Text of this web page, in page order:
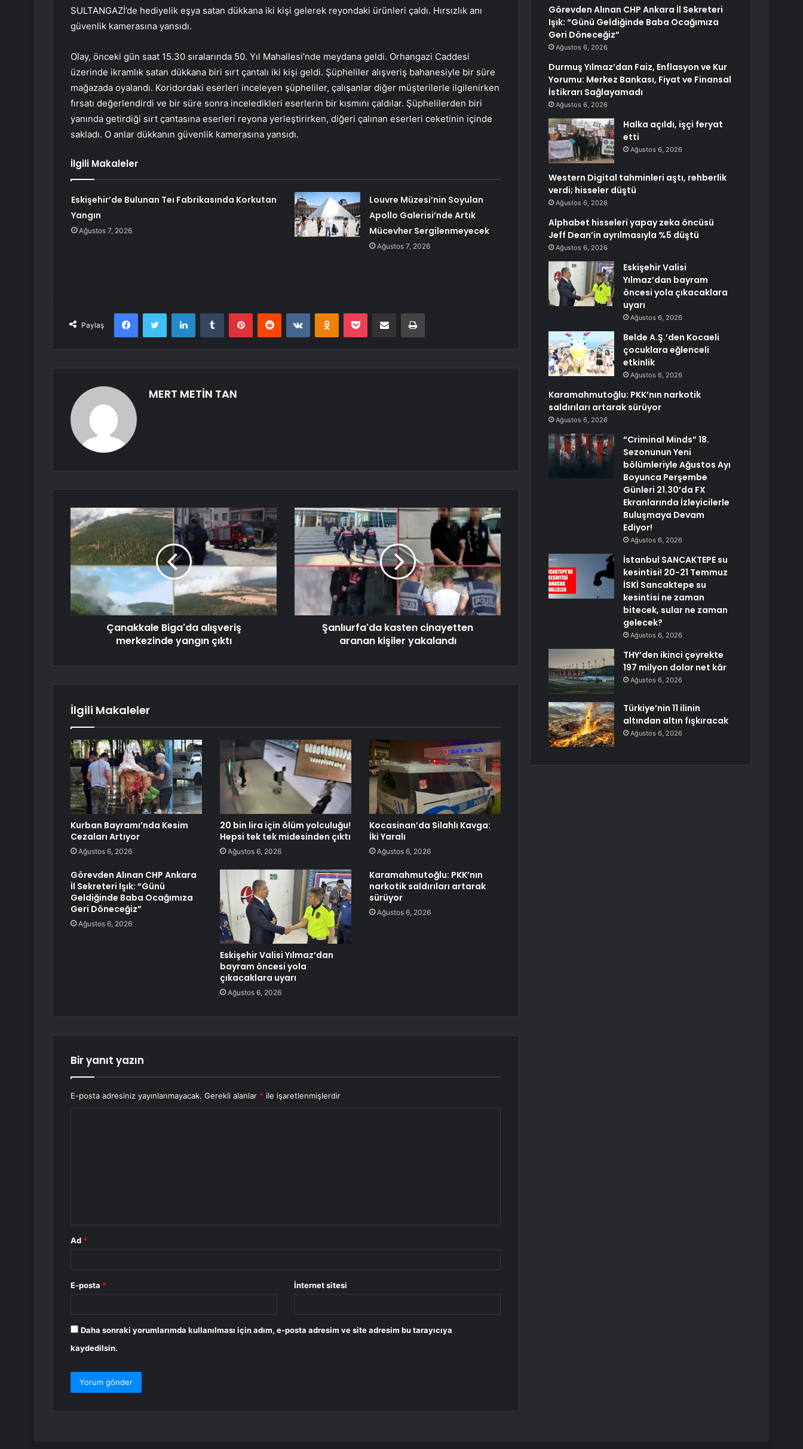
SULTANGAZİ’de hediyelik eşya satan dükkana iki kişi gelerek reyondaki ürünleri çaldı. Hırsızlık anı
güvenlik kamerasına yansıdı.
Olay, önceki gün saat 15.30 sıralarında 50. Yıl Mahallesi’nde meydana geldi. Orhangazi Caddesi
üzerinde ikramlık satan dükkana biri sırt çantalı iki kişi geldi. Şüpheliler alışveriş bahanesiyle bir süre
mağazada oyalandı. Koridordaki eserleri inceleyen şüpheliler, çalışanlar diğer müşterilerle ilgilenirken
fırsatı değerlendirdi ve bir süre sonra inceledikleri eserlerin bir kısmını çaldılar. Şüphelilerden biri
yanında getirdiği sırt çantasına eserleri reyona yerleştirirken, diğeri çalınan eserleri ceketinin içinde
sakladı. O anlar dükkanın güvenlik kamerasına yansıdı.
İlgili Makaleler
Eskişehir’de Bulunan Teı Fabrikasında Korkutan
Yangın
Ağustos 7, 2026
Louvre Müzesi’nin Soyulan
Apollo Galerisi’nde Artık
Mücevher Sergilenmeyecek
Ağustos 7, 2026
Paylaş
FacebookTwitter LinkedInTumblr PinterestReddit VKontakteOdnoklassniki
Pocket E-Posta ile paylaş Yazdır
MERT METİN TAN
Çanakkale Biga'da alışveriş
merkezinde yangın çıktı
Şanlıurfa'da kasten cinayetten
aranan kişiler yakalandı
İlgili Makaleler
Kurban Bayramı’nda Kesim
Cezaları Artıyor
Ağustos 6, 2026
20 bin lira için ölüm yolculuğu!
Hepsi tek tek midesinden çıktı
Ağustos 6, 2026
Kocasinan’da Silahlı Kavga:
İki Yaralı
Ağustos 6, 2026
Görevden Alınan CHP Ankara
İl Sekreteri Işık: “Günü
Geldiğinde Baba Ocağımıza
Geri Döneceğiz”
Ağustos 6, 2026
Eskişehir Valisi Yılmaz’dan
bayram öncesi yola
çıkacaklara uyarı
Ağustos 6, 2026
Karamahmutoğlu: PKK’nın
narkotik saldırıları artarak
sürüyor
Ağustos 6, 2026
Bir yanıt yazın
E-posta adresiniz yayınlanmayacak. Gerekli alanlar * ile işaretlenmişlerdir
Ad *
E-posta * İnternet sitesi
Daha sonraki yorumlarımda kullanılması için adım, e-posta adresim ve site adresim bu tarayıcıya
kaydedilsin.
Görevden Alınan CHP Ankara İl Sekreteri
Işık: “Günü Geldiğinde Baba Ocağımıza
Geri Döneceğiz”
Ağustos 6, 2026
Durmuş Yılmaz’dan Faiz, Enflasyon ve Kur
Yorumu: Merkez Bankası, Fiyat ve Finansal
İstikrarı Sağlayamadı
Ağustos 6, 2026
Halka açıldı, işçi feryat
etti
Ağustos 6, 2026
Western Digital tahminleri aştı, rehberlik
verdi; hisseler düştü
Ağustos 6, 2026
Alphabet hisseleri yapay zeka öncüsü
Jeff Dean’in ayrılmasıyla %5 düştü
Ağustos 6, 2026
Eskişehir Valisi
Yılmaz’dan bayram
öncesi yola çıkacaklara
uyarı
Ağustos 6, 2026
Belde A.Ş.’den Kocaeli
çocuklara eğlenceli
etkinlik
Ağustos 6, 2026
Karamahmutoğlu: PKK’nın narkotik
saldırıları artarak sürüyor
Ağustos 6, 2026
“Criminal Minds” 18.
Sezonunun Yeni
bölümleriyle Ağustos Ayı
Boyunca Perşembe
Günleri 21.30’da FX
Ekranlarında İzleyicilerle
Buluşmaya Devam
Ediyor!
Ağustos 6, 2026
İstanbul SANCAKTEPE su
kesintisi! 20-21 Temmuz
İSKİ Sancaktepe su
kesintisi ne zaman
bitecek, sular ne zaman
gelecek?
Ağustos 6, 2026
THY’den ikinci çeyrekte
197 milyon dolar net kâr
Ağustos 6, 2026
Türkiye’nin 11 ilinin
altından altın fışkıracak
Ağustos 6, 2026